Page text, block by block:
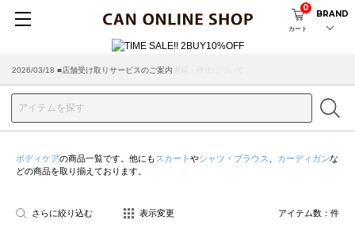
カート
0
BRAND
2026/07/29 ■【お知らせ】ヤマト運輸の配送遅延・停止について
2026/03/18 ■店舗受け取りサービスのご案内
ボディケアの商品一覧です。他にも スカート やシャツ・ブラウス カーディガンな
どの商品を取り揃えております。
さらに絞り込む 表示変更 アイテム数： 件